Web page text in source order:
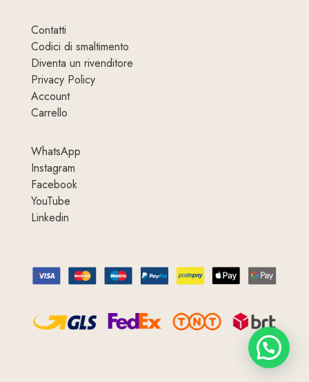
Contatti
Codici di smaltimento
Diventa un rivenditore
Privacy Policy
Account
Carrello
WhatsApp
Instagram
Facebook
YouTube
Linkedin